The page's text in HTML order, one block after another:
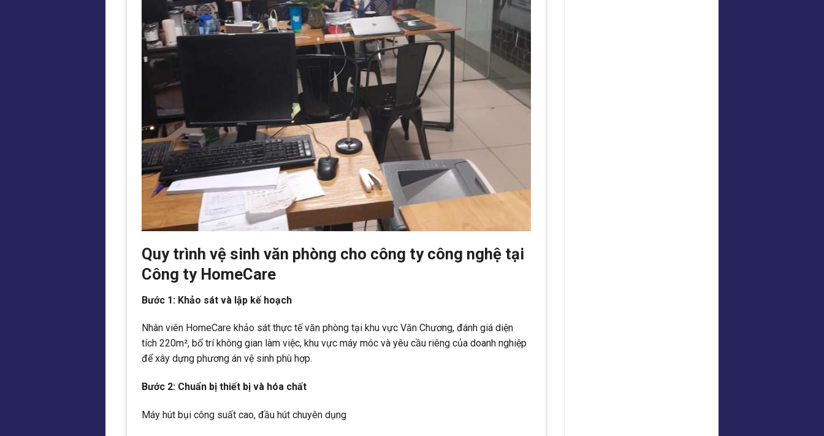
Quy trình vệ sinh văn phòng cho công ty công nghệ tại
Công ty HomeCare
Bước 1: Khảo sát và lập kế hoạch
Nhân viên HomeCare khảo sát thực tế văn phòng tại khu vực Văn Chương, đánh giá diện
tích 220m², bố trí không gian làm việc, khu vực máy móc và yêu cầu riêng của doanh nghiệp
để xây dựng phương án vệ sinh phù hợp.
Bước 2: Chuẩn bị thiết bị và hóa chất
Máy hút bụi công suất cao, đầu hút chuyên dụng